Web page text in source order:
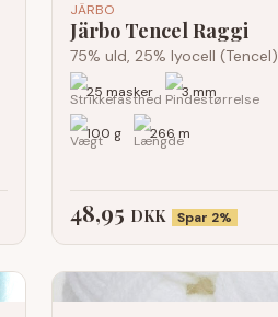
JÄRBO
Järbo Tencel Raggi
75% uld, 25% lyocell (Tencel)
25 masker 3 mm
100 g 266 m
48,95 DKK Spar 2%